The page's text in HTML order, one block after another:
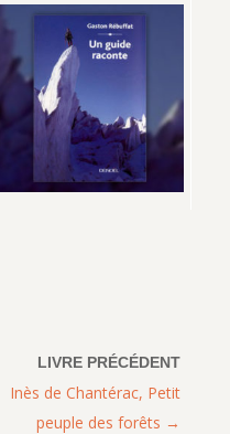
Inès de Chantérac, Petit
peuple des forêts